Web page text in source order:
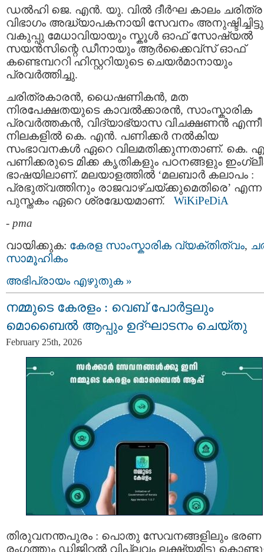
ഡൽഹി ജെ. എൻ. യു. വിൽ ദീർഘ കാലം ചരിത്ര
വിഭാഗം അദ്ധ്യാപകനായി സേവനം
വകുപ്പു മേധാവിയായും സ്കൂൾ ഓഫ് സോഷ്യൽ
സയൻസിന്റെ ഡീനായും ആർക്കൈവ്സ് ഓഫ്
കണ്ടെമ്പററി ഹിസ്റ്ററിയുടെ ചെയർമാനായും
പ്രവർത്തിച്ചു.
ചരിത്രകാരൻ, ധൈഷണികൻ, മത
നിരപേക്ഷതയുടെ കാവൽക്കാരൻ, സാംസ്കാരിക
പ്രവർത്തകൻ, വിദ്യാഭ്യാസ വിചക്ഷണൻ എന്നീ
നിലകളിൽ കെ. എൻ. പണിക്കർ നൽകിയ
സംഭാവനകൾ ഏറെ വിലമതിക്കുന്നതാണ്. കെ.
പണിക്കരുടെ മിക്ക കൃതികളും പഠനങ്ങളും
ഭാഷയിലാണ്. മലയാളത്തിൽ ‘മലബാര്‍ കലാപം :
പ്രഭുത്വത്തിനും രാജവാഴ്ചയ്ക്കുമെതിരെ’ എന്ന
പുസ്തകം ഏറെ ശ്രദ്ധേയമാണ്. WiKiPeDiA
- pma
വായിക്കുക: കേരള സാംസ്കാരിക വ്യക്തിത്വം,
സാമൂഹികം
അഭിപ്രായം എഴുതുക »
നമ്മുടെ കേരളം : വെബ് പോർട്ടലും
മൊബൈൽ ആപ്പും ഉദ്ഘാടനം ചെയ്തു
February 25th, 2026
തിരുവനന്തപുരം : പൊതു സേവനങ്ങളിലും ഭരണ
രംഗത്തും ഡിജിറ്റൽ വിപ്ലവം ലക്ഷ്യമിട്ടു